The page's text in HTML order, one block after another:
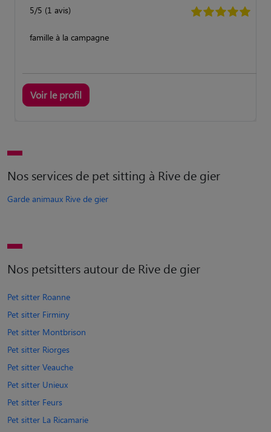
5/5 (1 avis)
famille à la campagne
Voir le profil
Nos services de pet sitting à Rive de gier
Garde animaux Rive de gier
Nos petsitters autour de Rive de gier
Pet sitter Roanne
Pet sitter Firminy
Pet sitter Montbrison
Pet sitter Riorges
Pet sitter Veauche
Pet sitter Unieux
Pet sitter Feurs
Pet sitter La Ricamarie